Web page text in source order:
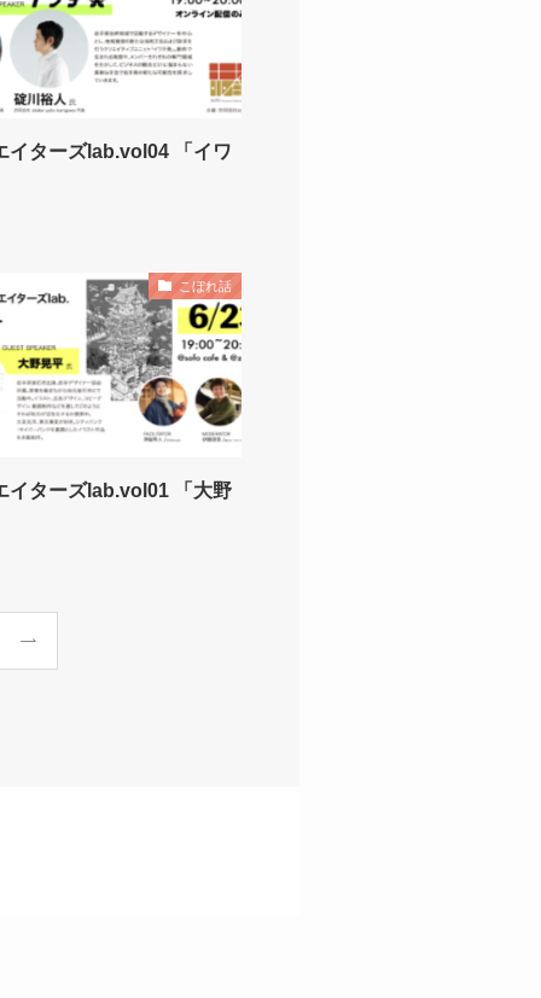
イターズlab.vol04 「イワ
こぼれ話
イターズlab.vol01 「大野